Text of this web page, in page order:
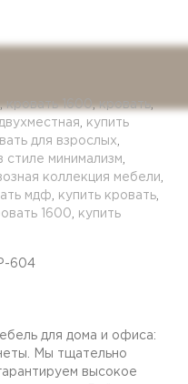
,кровать 1600,кровать,
купить
для взрослых
стиле минимализм
коллекция мебели
мдф купить кровать
1600
купить
604
для дома и офиса:
Мы тщательно
высокое